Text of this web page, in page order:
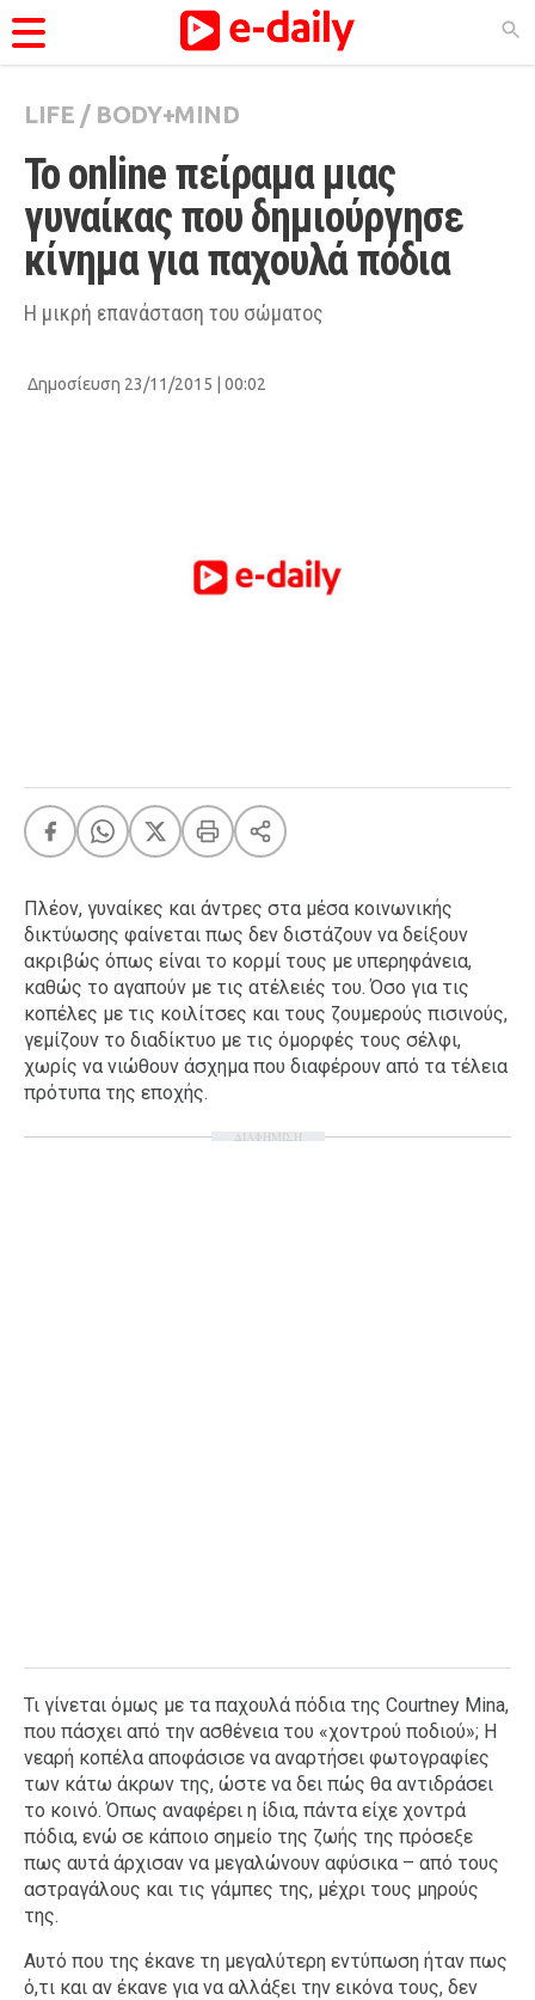
ΚΑΤΗΓΟΡΊΕΣ
Ειδήσεις
Θέματα
Videos
Podcasts
Life
A-List LGBTQI+
LIFE
Food
Body+Mind
Ταξίδια
Style
Σπίτι
Family
LIFE / BODY+MIND
To online πείραμα μιας
γυναίκας που δημιούργησε
κίνημα για παχουλά πόδια
Η μικρή επανάσταση του σώματος
Δημοσίευση 23/11/2015 | 00:02
Πλέον, γυναίκες και άντρες στα μέσα κοινωνικής
δικτύωσης φαίνεται πως δεν διστάζουν να δείξουν
ακριβώς όπως είναι το κορμί τους με υπερηφάνεια,
καθώς το αγαπούν με τις ατέλειές του. Όσο για τις
κοπέλες με τις κοιλίτσες και τους ζουμερούς πισινούς,
γεμίζουν το διαδίκτυο με τις όμορφές τους σέλφι,
χωρίς να νιώθουν άσχημα που διαφέρουν από τα τέλεια
πρότυπα της εποχής.
ΔΙΑΦΗΜΙΣΗ
Τι γίνεται όμως με τα παχουλά πόδια της Courtney Mina,
που πάσχει από την ασθένεια του «χοντρού ποδιού»; Η
νεαρή κοπέλα αποφάσισε να αναρτήσει φωτογραφίες
των κάτω άκρων της, ώστε να δει πώς θα αντιδράσει
το κοινό. Όπως αναφέρει η ίδια, πάντα είχε χοντρά
πόδια, ενώ σε κάποιο σημείο της ζωής της πρόσεξε
πως αυτά άρχισαν να μεγαλώνουν αφύσικα – από τους
αστραγάλους και τις γάμπες της, μέχρι τους μηρούς
της.
Αυτό που της έκανε τη μεγαλύτερη εντύπωση ήταν πως
ό,τι και αν έκανε για να αλλάξει την εικόνα τους, δεν